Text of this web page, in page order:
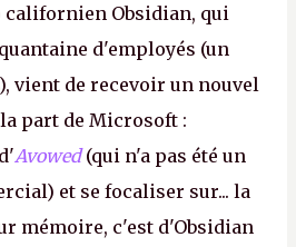
californien Obsidian, qui
d'employés (un
vient de recevoir un nouvel
part de Microsoft :
Avowed(qui n'a pas été un
et se focaliser sur... la
mémoire, c'est d'Obsidian